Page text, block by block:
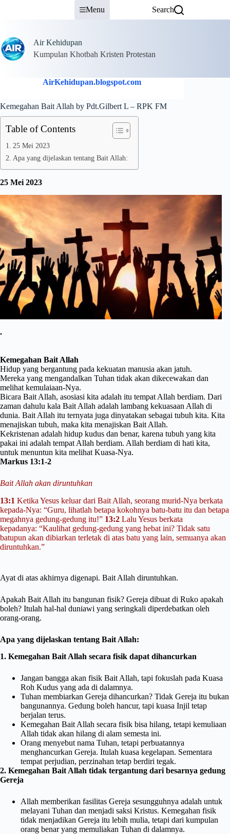
Menu Search
Air Kehidupan
Kumpulan Khotbah Kristen Protestan
AirKehidupan.blogspot.com
Kemegahan Bait Allah by Pdt.Gilbert L – RPK FM
Table of Contents
25 Mei 2023
Apa yang dijelaskan tentang Bait Allah:
25 Mei 2023
.
Kemegahan Bait Allah
Hidup yang bergantung pada kekuatan manusia akan jatuh.
Mereka yang mengandalkan Tuhan tidak akan dikecewakan dan
melihat kemulaiaan-Nya.
Bicara Bait Allah, asosiasi kita adalah itu tempat Allah berdiam. Dari
zaman dahulu kala Bait Allah adalah lambang kekuasaan Allah di
dunia. Bait Allah itu ternyata juga dinyatakan sebagai tubuh kita. Kita
menajiskan tubuh, maka kita menajiskan Bait Allah.
Kekristenan adalah hidup kudus dan benar, karena tubuh yang kita
pakai ini adalah tempat Allah berdiam. Allah berdiam di hati kita,
untuk menuntun kita melihat Kuasa-Nya.
Markus 13:1-2
Bait Allah akan diruntuhkan
13:1 Ketika Yesus keluar dari Bait Allah, seorang murid-Nya berkata
kepada-Nya: “Guru, lihatlah betapa kokohnya batu-batu itu dan betapa
megahnya gedung-gedung itu!” 13:2 Lalu Yesus berkata
kepadanya: “Kaulihat gedung-gedung yang hebat ini? Tidak satu
batupun akan dibiarkan terletak di atas batu yang lain, semuanya akan
diruntuhkan.”
Ayat di atas akhirnya digenapi. Bait Allah diruntuhkan.
Apakah Bait Allah itu bangunan fisik? Gereja dibuat di Ruko apakah
boleh? Itulah hal-hal duniawi yang seringkali diperdebatkan oleh
orang-orang.
Apa yang dijelaskan tentang Bait Allah:
1. Kemegahan Bait Allah secara fisik dapat dihancurkan
Jangan bangga akan fisik Bait Allah, tapi fokuslah pada Kuasa
Roh Kudus yang ada di dalamnya.
Tuhan membiarkan Gereja dihancurkan? Tidak Gereja itu bukan
bangunannya. Gedung boleh hancur, tapi kuasa Injil tetap
berjalan terus.
Kemegahan Bait Allah secara fisik bisa hilang, tetapi kemuliaan
Allah tidak akan hilang di alam semesta ini.
Orang menyebut nama Tuhan, tetapi perbuatannya
menghancurkan Gereja. Itulah kuasa kegelapan. Sementara
tempat perjudian, perzinahan tetap berdiri tegak.
2. Kemegahan Bait Allah tidak tergantung dari besarnya gedung
Gereja
Allah memberikan fasilitas Gereja sesungguhnya adalah untuk
melayani Tuhan dan menjadi saksi Kristus. Kemegahan fisik
tidak menjadikan Gereja itu lebih mulia, tetapi dari kumpulan
orang benar yang memuliakan Tuhan di dalamnya.